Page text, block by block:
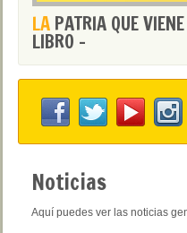
LA PATRIA QUE
LIBRO -
Noticias
Aquí puedes ver las noticias